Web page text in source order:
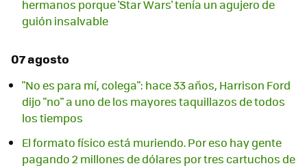
hermanos porque 'Star Wars' tenía un agujero de
guión insalvable
07 agosto
"No es para mí, colega": hace 33 años, Harrison Ford
dijo "no" a uno de los mayores taquillazos de todos
los tiempos
El formato físico está muriendo. Por eso hay gente
pagando 2 millones de dólares por tres cartuchos de